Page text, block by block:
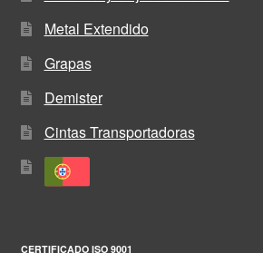
Metal Extendido
Grapas
Demister
Cintas Transportadoras
CERTIFICADO ISO 9001